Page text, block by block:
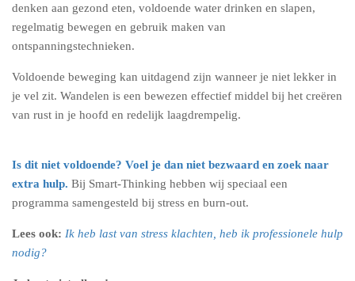
denken aan gezond eten, voldoende water drinken en slapen,
regelmatig bewegen en gebruik maken van
ontspanningstechnieken.
Voldoende beweging kan uitdagend zijn wanneer je niet lekker in
je vel zit. Wandelen is een bewezen effectief middel bij het creëren
van rust in je hoofd en redelijk laagdrempelig.
Is dit niet voldoende? Voel je dan niet bezwaard en zoek naar
extra hulp. Bij Smart-Thinking hebben wij speciaal een
programma samengesteld bij stress en burn-out.
Lees ook: Ik heb last van stress klachten, heb ik professionele hulp
nodig?